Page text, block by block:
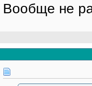
Вообще не